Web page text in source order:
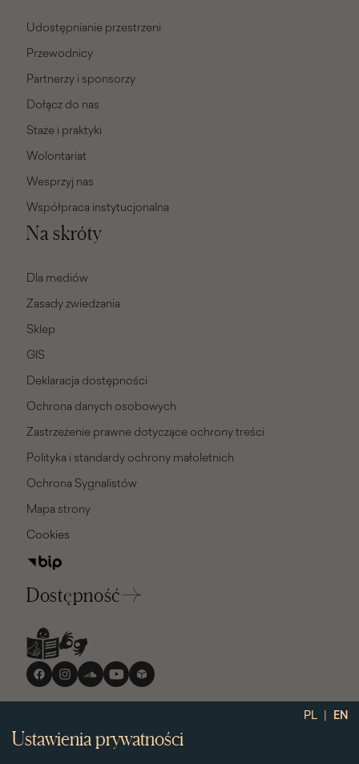
PL | EN
Ustawienia prywatności
Udostępnianie przestrzeni
Przewodnicy
Partnerzy i sponsorzy
Dołącz do nas
Staże i praktyki
Wolontariat
Wesprzyj nas
Współpraca instytucjonalna
Na skróty
Dla mediów
Zasady zwiedzania
Sklep
GIS
Deklaracja dostępności
Ochrona danych osobowych
Zastrzeżenie prawne dotyczące ochrony treści
Polityka i standardy ochrony małoletnich
Ochrona Sygnalistów
Mapa strony
Cookies
Dostępność
Media
społecznościowe